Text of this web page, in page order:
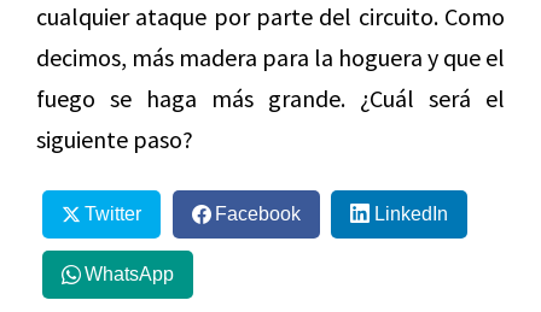
cualquier ataque por parte del circuito. Como
decimos, más madera para la hoguera y que el
fuego se haga más grande. ¿Cuál será el
siguiente paso?
Twitter Facebook LinkedIn
WhatsApp